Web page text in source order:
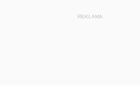
REKLAMA